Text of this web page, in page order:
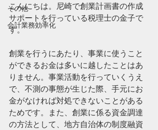
その他
会計業務効率化
こんにちは。尼崎で創業計画書の作成
サポートを行っている税理士の金子で
す。
創業を行うにあたり、事業に使うこと
ができるお金は多いに越したことはあ
りません。事業活動を行っていくうえ
で、不測の事態が生じた際、手元にお
金がなければ対処できないことがある
ためです。また、創業に係る資金調達
の方法として、地方自治体の制度融資